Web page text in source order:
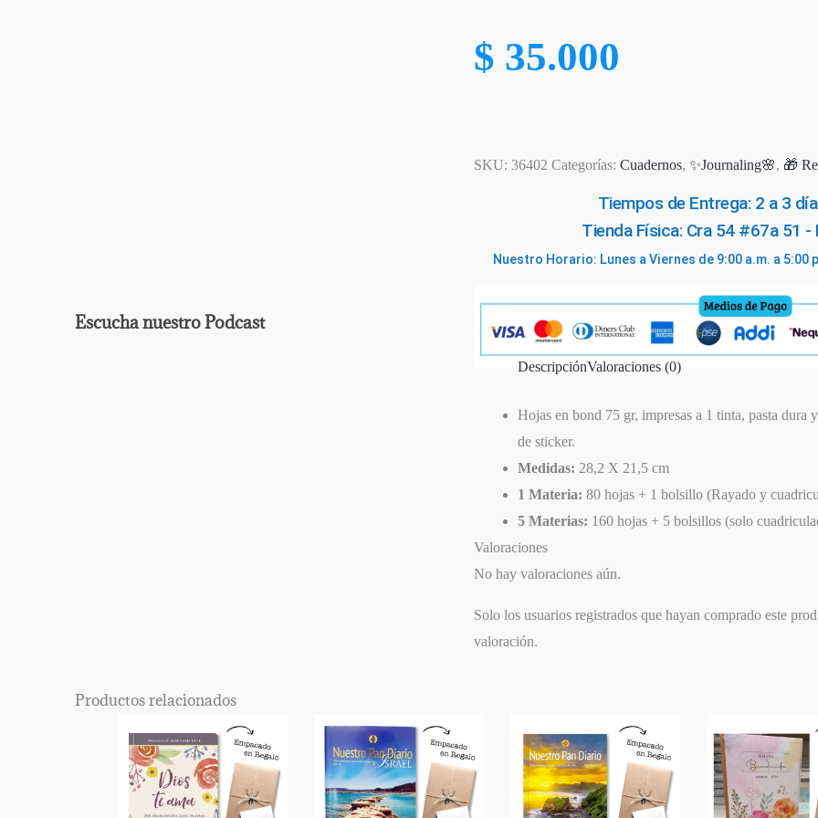
Escucha nuestro Podcast
SIGUIENTE
EPISODIO
$ 35.000
SKU:36402 Categorías:Cuadernos,✨Journaling🌸, 🎁
Tiempos de Entrega: 2 a 3
Tienda Física: Cra 54 #67a 51 -
Nuestro Horario: Lunes a Viernes de 9:00 a.m. a 5:00
DescripciónValoraciones (0)
Hojas en bond 75 gr, impresas a 1 tinta, pasta
de sticker.
Medidas: 28,2 X 21,5 cm
1 Materia: 80 hojas + 1 bolsillo (Rayado y
5 Materias: 160 hojas + 5 bolsillos (solo
Valoraciones
No hay valoraciones aún.
Solo los usuarios registrados que hayan comprado este
valoración.
Productos relacionados